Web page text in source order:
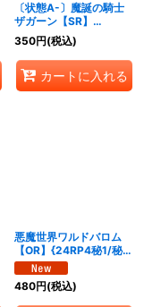
〔状態A-〕魔誕の騎士
ザガーン【SR】
{24RP4S1/S11}《光》
350円(税込)
カートに入れる
悪魔世界ワルドバロム
【OR】{24RP4秘1/秘
24}《多》
480円(税込)